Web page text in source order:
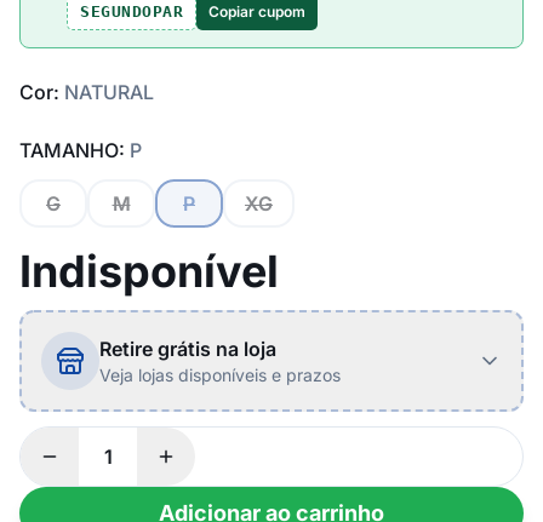
SEGUNDOPAR Copiar cupom
Cor: NATURAL
TAMANHO: P
G M P XG
Indisponível
Retire grátis na loja
Veja lojas disponíveis e prazos
Adicionar ao carrinho